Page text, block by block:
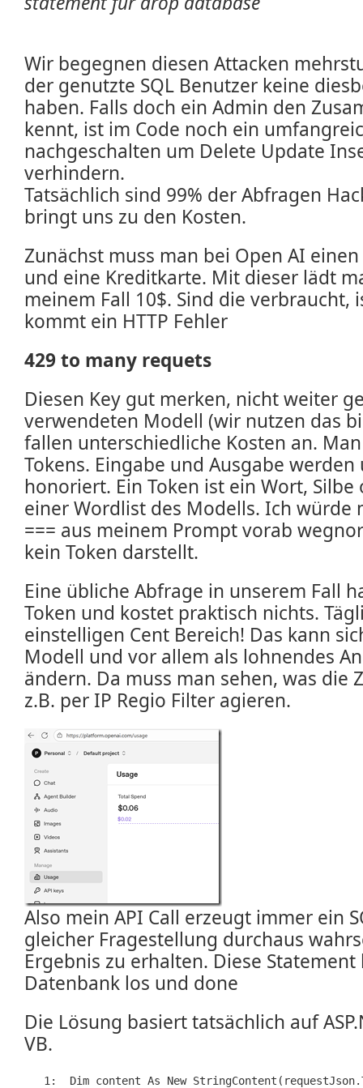
Wir begegnen diesen Attacken
der genutzte SQL Benutzer keine
haben. Falls doch ein Admin den
kennt, ist im Code noch ein
nachgeschalten um Delete Update
verhindern.
Tatsächlich sind 99% der Abfragen
bringt uns zu den Kosten.
Zunächst muss man bei Open AI
und eine Kreditkarte. Mit dieser lädt
meinem Fall 10$. Sind die verbraucht,
kommt ein HTTP Fehler
429 to many requets
Diesen Key gut merken, nicht weiter
verwendeten Modell (wir nutzen das
fallen unterschiedliche Kosten an.
Tokens. Eingabe und Ausgabe
honoriert. Ein Token ist ein Wort,
einer Wordlist des Modells. Ich würde
=== aus meinem Prompt vorab
kein Token darstellt.
Eine übliche Abfrage in unserem Fall
Token und kostet praktisch nichts.
einstelligen Cent Bereich! Das kann
Modell und vor allem als lohnendes
ändern. Da muss man sehen, was die
z.B. per IP Regio Filter agieren.
Also mein API Call erzeugt immer ein
gleicher Fragestellung durchaus
Ergebnis zu erhalten. Diese
Datenbank los und done
Die Lösung basiert tatsächlich auf
VB.
   1:
Dim content As New